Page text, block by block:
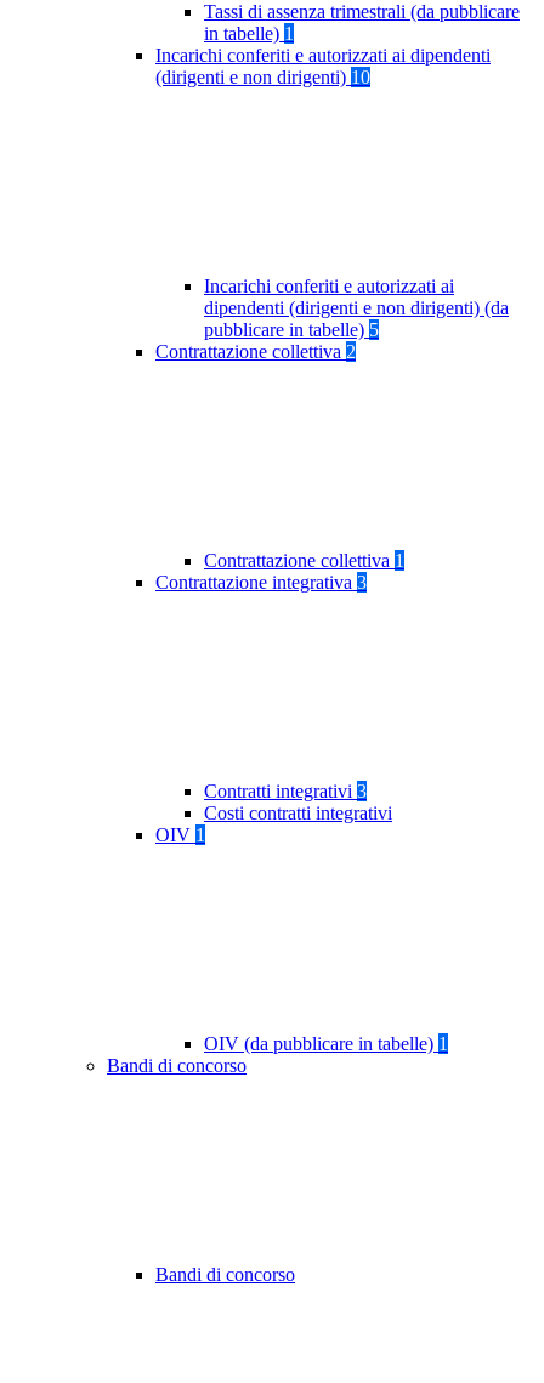
Tassi di assenza trimestrali (da pubblicare
in tabelle) 1
Incarichi conferiti e autorizzati ai dipendenti
(dirigenti e non dirigenti) 10
Incarichi conferiti e autorizzati ai
dipendenti (dirigenti e non dirigenti) (da
pubblicare in tabelle) 5
Contrattazione collettiva 2
Contrattazione collettiva 1
Contrattazione integrativa 3
Contratti integrativi 3
Costi contratti integrativi
OIV 1
OIV (da pubblicare in tabelle) 1
Bandi di concorso
Bandi di concorso